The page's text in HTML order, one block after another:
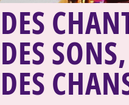
DES
DES SONS,
DES